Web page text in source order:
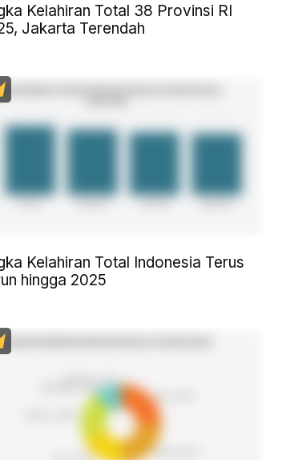
Kelahiran Total 38 Provinsi RI
Jakarta Terendah
Kelahiran Total Indonesia Terus
hingga 2025